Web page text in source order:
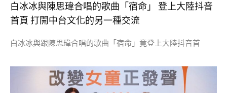
白冰冰與陳思瑋合唱的歌曲「宿命」 登上大陸抖音
首頁 打開中台文化的另一種交流
白冰冰與跟陳思瑋合唱的歌曲「宿命」竟登上大陸抖音首